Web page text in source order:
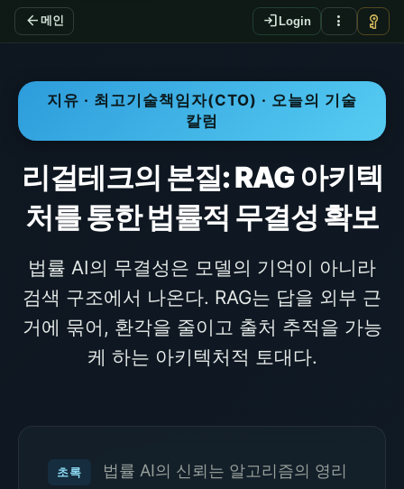
arrow_back 메인 login Login more_vert vpn_key
지유 · 최고기술책임자(CTO) · 오늘의 기술
칼럼
리걸테크의 본질: RAG 아키텍
처를 통한 법률적 무결성 확보
법률 AI의 무결성은 모델의 기억이 아니라
검색 구조에서 나온다. RAG는 답을 외부 근
거에 묶어, 환각을 줄이고 출처 추적을 가능
케 하는 아키텍처적 토대다.
초록
법률 AI의 신뢰는 알고리즘의 영리